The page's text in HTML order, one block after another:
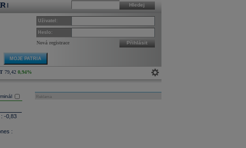
Hledej
|
Uživatel:
Heslo:
Nová registrace Přihlásit
MOJE PATRIA
79,42 0,94%
-0,83
:
Reklama